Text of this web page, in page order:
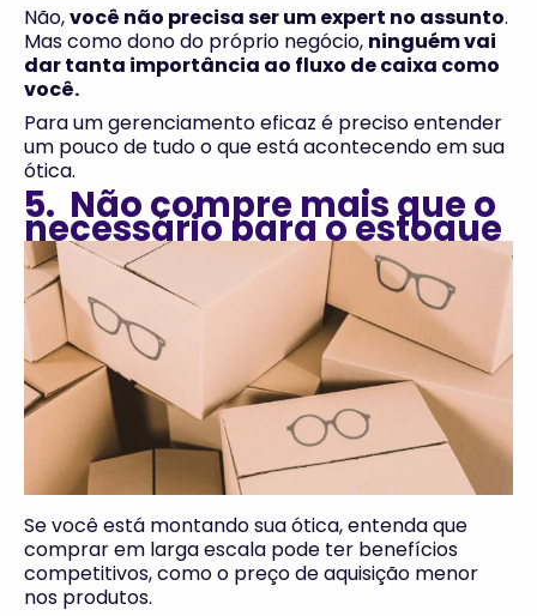
Não,você não precisa ser um expert no assunto.
Mas como dono do próprio negócio, ninguém vai
dar tanta importância ao fluxo de caixa como
você.
Para um gerenciamento eficaz é preciso entender
um pouco de tudo o que está acontecendo em sua
ótica.
5. Não compre mais que o
necessário para o estoque
Se você está montando sua ótica, entenda que
comprar em larga escala pode ter benefícios
competitivos, como o preço de aquisição menor
nos produtos.